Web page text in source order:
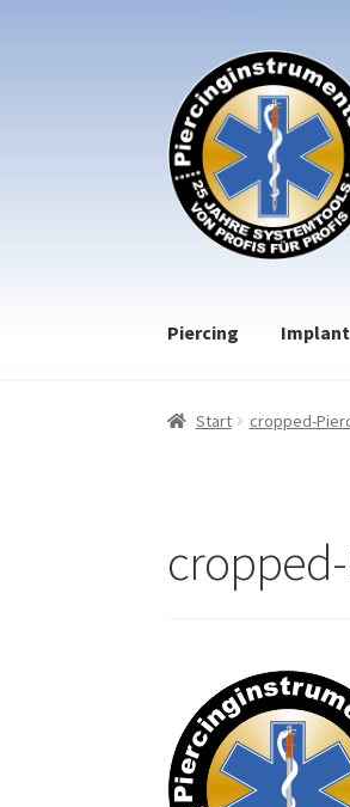
Navigation
springen
Inhalt
springen
Piercing
Start cropped-